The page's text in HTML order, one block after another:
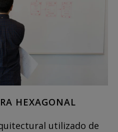
HEXAGONAL
utilizado de